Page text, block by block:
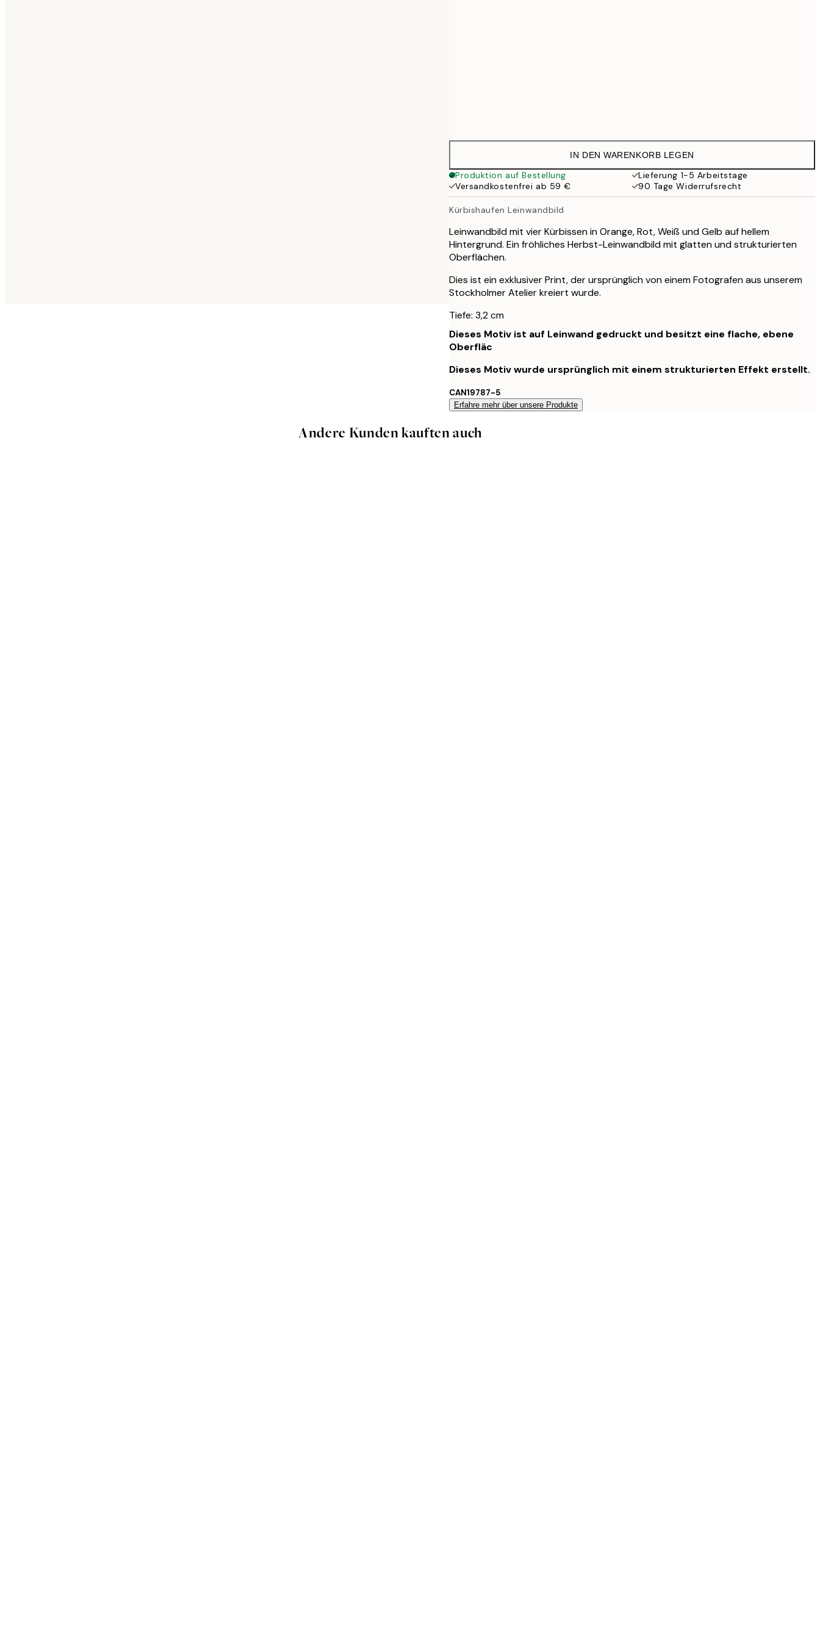
IN DEN WARENKORB LEGEN
Produktion auf Bestellung
Lieferung 1-5 Arbeitstage
Versandkostenfrei ab 59 €
90 Tage Widerrufsrecht
Kürbishaufen Leinwandbild
Leinwandbild mit vier Kürbissen in Orange, Rot, Weiß und Gelb auf hellem
Hintergrund. Ein fröhliches Herbst-Leinwandbild mit glatten und strukturierten
Oberflächen.
Dies ist ein exklusiver Print, der ursprünglich von einem Fotografen aus unserem
Stockholmer Atelier kreiert wurde.
Tiefe: 3,2 cm
Dieses Motiv ist auf Leinwand gedruckt und besitzt eine flache, ebene
Oberfläc
Dieses Motiv wurde ursprünglich mit einem strukturierten Effekt erstellt.
CAN19787-5
Erfahre mehr über unsere Produkte
Andere Kunden kauften auch